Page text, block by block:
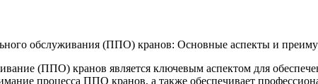
(ППО) кранов является ключевым аспектом для
процесса ППО кранов, а также обеспечивает